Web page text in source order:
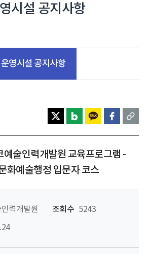
시설 공지사항
운영시설 공지사항
술인력개발원 교육프로그램 -
화예술행정 입문자 코스
력개발원 조회수 5243